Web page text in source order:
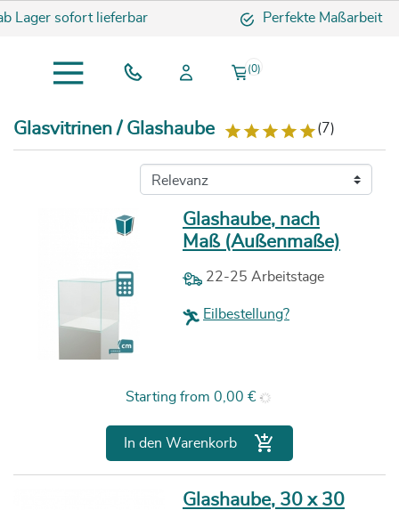
sofort lieferbar Perfekte Maßarbeit
(0)
Glasvitrinen / Glashaube (7)
Glashaube, nach
Maß (Außenmaße)
22-25 Arbeitstage
Eilbestellung?
Starting from Preis
0,00 €
In den Warenkorb 
Glashaube, 30 x 30